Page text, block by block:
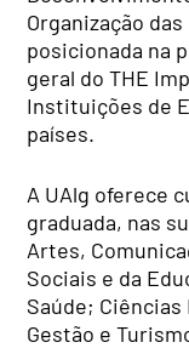
Organização
posicionada na
geral do THE
Instituições de
países.
A UAlg oferece
graduada, nas
Artes,
Sociais e da
Saúde;
Gestão e